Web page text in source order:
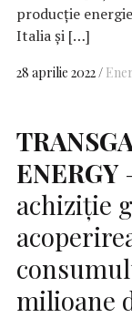
producție
Italia și […]
28 aprilie 2022
ENERGY
achiziție
milioane